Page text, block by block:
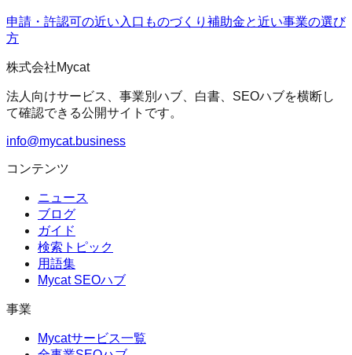
申請・許認可の近い入口 ものづくり補助金と近い事業の選び
方
株式会社Mycat
法人向けサービス、事業別ハブ、白書、SEOハブを横断し
て確認できる公開サイトです。
info@mycat.business
コンテンツ
ニュース
ブログ
ガイド
検索トピック
用語集
Mycat SEOハブ
事業
Mycatサービス一覧